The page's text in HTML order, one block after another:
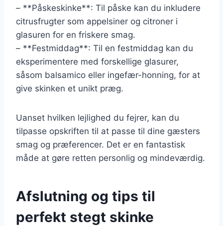
– **Påskeskinke**: Til påske kan du inkludere
citrusfrugter som appelsiner og citroner i
glasuren for en friskere smag.
– **Festmiddag**: Til en festmiddag kan du
eksperimentere med forskellige glasurer,
såsom balsamico eller ingefær-honning, for at
give skinken et unikt præg.
Uanset hvilken lejlighed du fejrer, kan du
tilpasse opskriften til at passe til dine gæsters
smag og præferencer. Det er en fantastisk
måde at gøre retten personlig og mindeværdig.
Afslutning og tips til
perfekt stegt skinke